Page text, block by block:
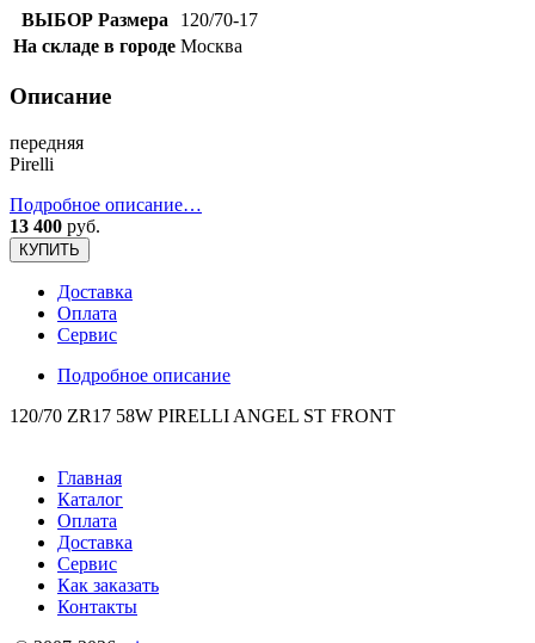
ВЫБОР Размера
120/70-17
На складе в городе Москва
Описание
передняя
Pirelli
Подробное описание…
13 400 руб.
КУПИТЬ
Доставка
Оплата
Сервис
Подробное описание
120/70 ZR17 58W PIRELLI ANGEL ST FRONT
Главная
Каталог
Оплата
Доставка
Сервис
Как заказать
Контакты